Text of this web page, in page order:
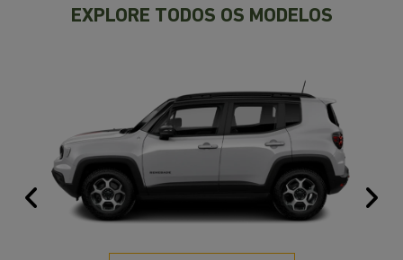
EXPLORE TODOS OS MODELOS
Anterior